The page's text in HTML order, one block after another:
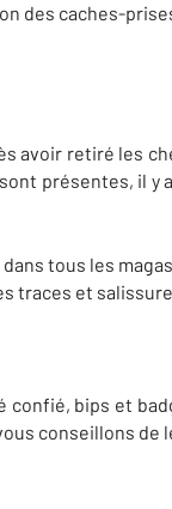
des caches-
avoir retiré les
présentes, il
tous les
traces et
confié, bips et
conseillons de